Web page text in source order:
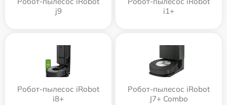
j9
i1+
Робот-пылесос iRobot
i8+
Робот-пылесос iRobot
J7+ Combo